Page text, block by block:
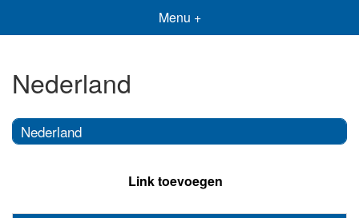
Menu +
Nederland
Nederland
Link toevoegen